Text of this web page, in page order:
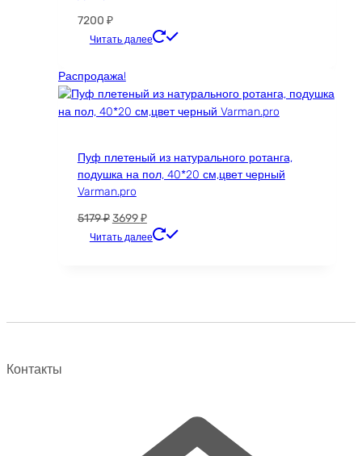
7200 ₽
Читать далее
несколько
вариаций.
выбрать
на
Распродажа!
Пуф плетеный из натурального ротанга,
подушка на пол, 40*20 см,цвет черный
Varman.pro
5179₽Первоначальная
цена
3699₽Текущая
цена:
Читать далее
Контакты